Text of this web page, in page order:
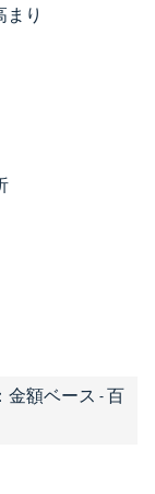
まり
金額ベース - 百